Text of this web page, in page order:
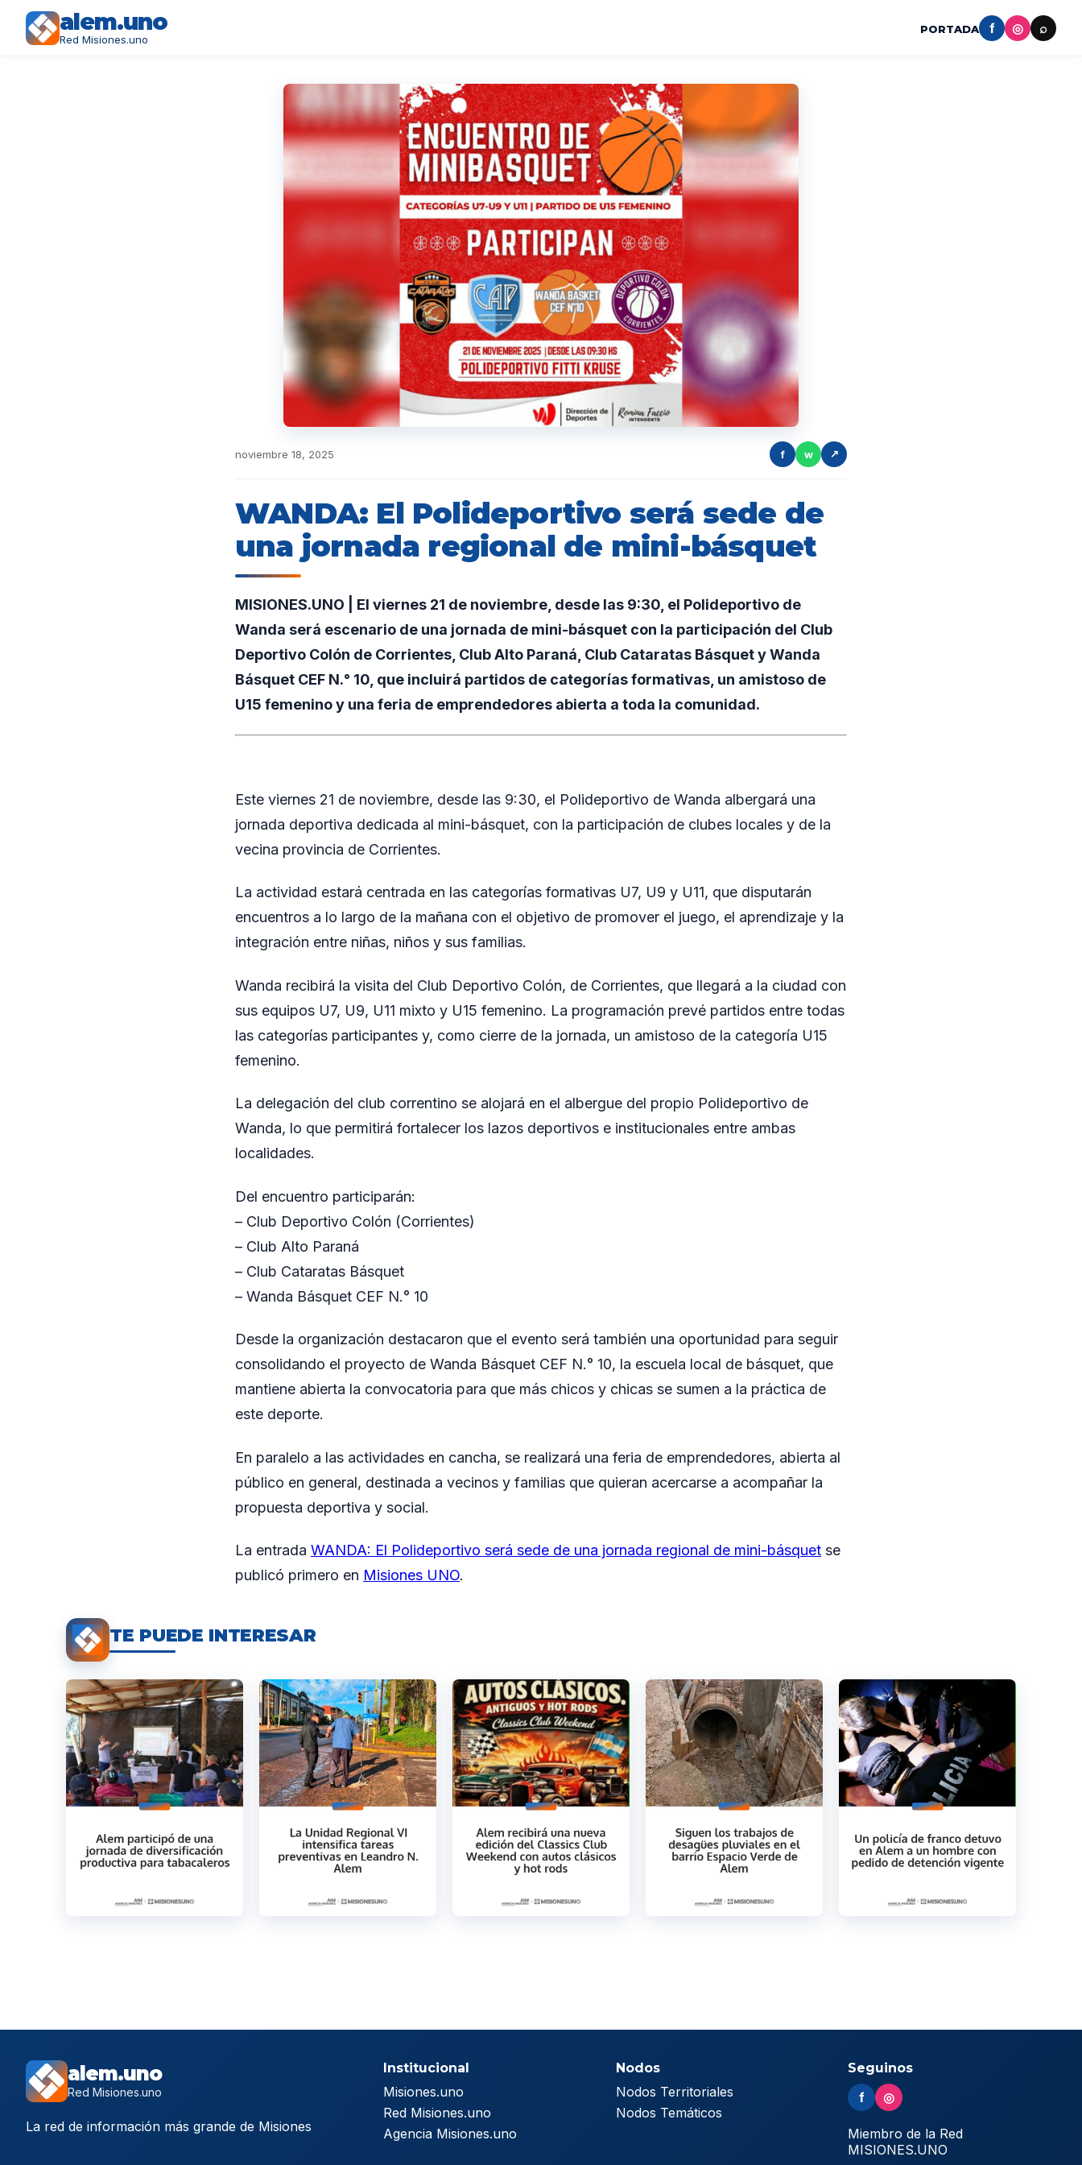
alem.uno
Red Misiones.uno
PORTADA f ◎ ⌕
noviembre 18, 2025 f w ↗
WANDA: El Polideportivo será sede de
una jornada regional de mini-básquet
MISIONES.UNO | El viernes 21 de noviembre, desde las 9:30, el Polideportivo de
Wanda será escenario de una jornada de mini-básquet con la participación del Club
Deportivo Colón de Corrientes, Club Alto Paraná, Club Cataratas Básquet y Wanda
Básquet CEF N.° 10, que incluirá partidos de categorías formativas, un amistoso de
U15 femenino y una feria de emprendedores abierta a toda la comunidad.
Este viernes 21 de noviembre, desde las 9:30, el Polideportivo de Wanda albergará una
jornada deportiva dedicada al mini-básquet, con la participación de clubes locales y de la
vecina provincia de Corrientes.
La actividad estará centrada en las categorías formativas U7, U9 y U11, que disputarán
encuentros a lo largo de la mañana con el objetivo de promover el juego, el aprendizaje y la
integración entre niñas, niños y sus familias.
Wanda recibirá la visita del Club Deportivo Colón, de Corrientes, que llegará a la ciudad con
sus equipos U7, U9, U11 mixto y U15 femenino. La programación prevé partidos entre todas
las categorías participantes y, como cierre de la jornada, un amistoso de la categoría U15
femenino.
La delegación del club correntino se alojará en el albergue del propio Polideportivo de
Wanda, lo que permitirá fortalecer los lazos deportivos e institucionales entre ambas
localidades.
Del encuentro participarán:
– Club Deportivo Colón (Corrientes)
– Club Alto Paraná
– Club Cataratas Básquet
– Wanda Básquet CEF N.° 10
Desde la organización destacaron que el evento será también una oportunidad para seguir
consolidando el proyecto de Wanda Básquet CEF N.° 10, la escuela local de básquet, que
mantiene abierta la convocatoria para que más chicos y chicas se sumen a la práctica de
este deporte.
En paralelo a las actividades en cancha, se realizará una feria de emprendedores, abierta al
público en general, destinada a vecinos y familias que quieran acercarse a acompañar la
propuesta deportiva y social.
La entrada WANDA: El Polideportivo será sede de una jornada regional de mini-básquet se
publicó primero en Misiones UNO.
TE PUEDE INTERESAR
alem.uno
Red Misiones.uno
La red de información más grande de Misiones
Institucional
Misiones.uno
Red Misiones.uno
Agencia Misiones.uno
Nodos
Nodos Territoriales
Nodos Temáticos
Seguinos
f ◎
Miembro de la Red
MISIONES.UNO